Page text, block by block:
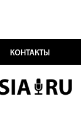
КОНТАКТЫ